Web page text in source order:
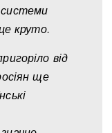
системи
круто.
від
ще